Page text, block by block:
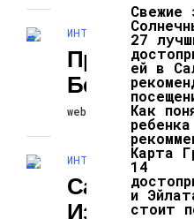
ИНТЕРЕСНОЕ И
Приметы
webexperience
ИНТЕРЕСНОЕ И
Самые
Известные
Свежие
27
ей в
Как
Карта
14
и
стоит